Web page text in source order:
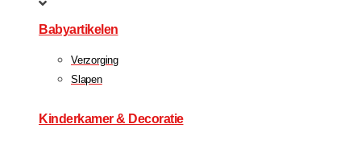
Babyartikelen
Verzorging
Slapen
Kinderkamer & Decoratie